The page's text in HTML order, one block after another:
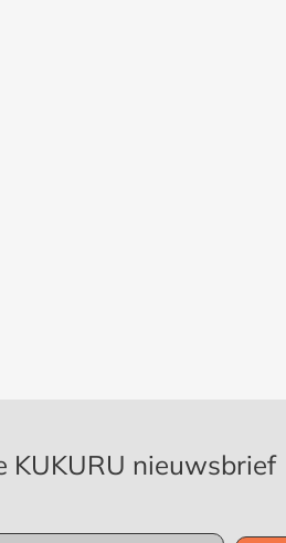
KUKURU nieuwsbrief